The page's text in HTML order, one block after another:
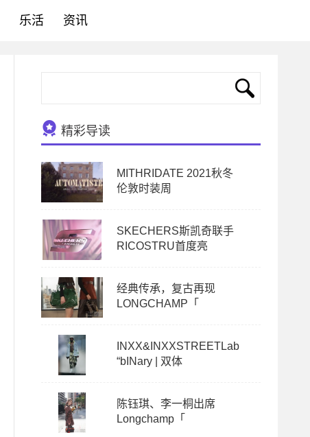
乐活 资讯
精彩导读
MITHRIDATE 2021秋冬
伦敦时装周
SKECHERS斯凯奇联手
RICOSTRU首度亮
经典传承，复古再现
LONGCHAMP「
INXX&INXXSTREETLab
“bINary | 双体
陈钰琪、李一桐出席
Longchamp「